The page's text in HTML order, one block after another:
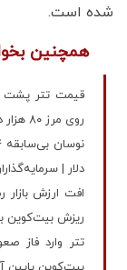
شده است.
همچنین
روی مرز ۸۰ هزار دلار | تمایل بازار به صعود است
دلار |
ریزش بیت‌کوین به کانال